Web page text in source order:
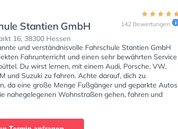
Stantien GmbH
16, 38300 Hessen
142 Bewertungen
und verständnisvolle Fahrschule Stantien GmbH
Fahrunterricht und einen sehr bewährten Service
Du wirst lernen, mit einem Audi, Porsche, VW,
und Suzuki zu fahren. Achte darauf, dich zu
da eine große Menge Fußgänger und geparkte Autos
nahegelegenen Wohnstraßen gehen, fahren und
Fahrschule bietet Hervorragende Bedingungen um
B96, Klasse AM, Klasse BF17, Klasse A2, Klasse L und